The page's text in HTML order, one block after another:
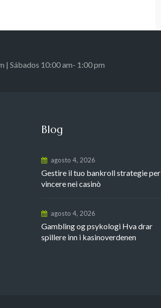
| Sábados 10:00 am- 1:00 pm
Blog
agosto 4, 2026
Gestire il tuo bankroll strategie per
vincere nei casinò
agosto 4, 2026
Gambling og psykologi Hva drar
spillere inn i kasinoverdenen